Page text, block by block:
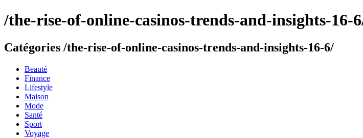
/the-rise-of-online-casinos-trends-and-insights-16-
Catégories /the-rise-of-online-casinos-trends-and-insights-16-6/
Beauté
Finance
Lifestyle
Maison
Mode
Santé
Sport
Voyage